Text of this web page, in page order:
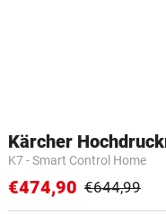
Kärcher
K7 - Smart Control Home
€474,90 €644,99